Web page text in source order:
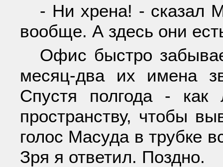
- Ни хрена! - сказал
вообще. А здесь они
Офис быстро
месяц-два их имена
Спустя полгода -
пространству, чтобы
голос Масуда в трубке
Зря я ответил. Поздно.